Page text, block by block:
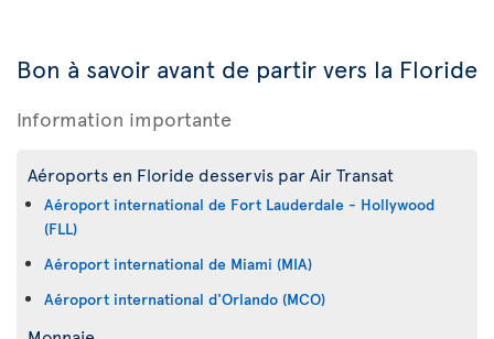
Bon à savoir avant de partir vers la Floride
Information importante
Aéroports en Floride desservis par Air Transat
Aéroport international de Fort Lauderdale - Hollywood
(FLL)
Aéroport international de Miami (MIA)
Aéroport international d'Orlando (MCO)